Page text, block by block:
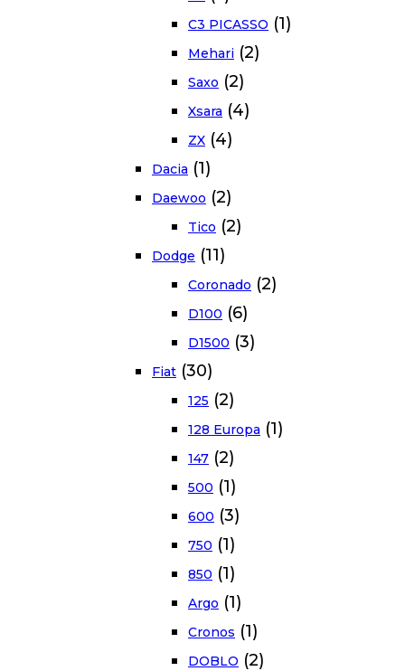
C3 PICASSO (1)
Mehari (2)
Saxo (2)
Xsara (4)
ZX (4)
Dacia (1)
Daewoo (2)
Tico (2)
Dodge (11)
Coronado (2)
D100 (6)
D1500 (3)
Fiat (30)
125 (2)
128 Europa (1)
147 (2)
500 (1)
600 (3)
750 (1)
850 (1)
Argo (1)
Cronos (1)
DOBLO (2)